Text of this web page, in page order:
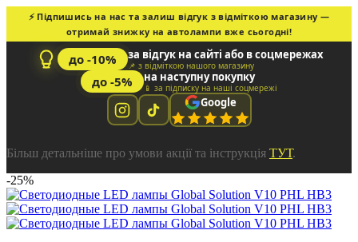
⚡ Підпишись на нас та залиш відгук з відміткою магазину —
отримай знижку на автолампи вже сьогодні!
до -10% за відгук на сайті або в соцмережах
📌 з відміткою нашого магазину
до -5% на наступну покупку
📱 за підписку на наші соцмережі
Google
Більш детальніше про умови акції та інструкція ТУТ.
-25%